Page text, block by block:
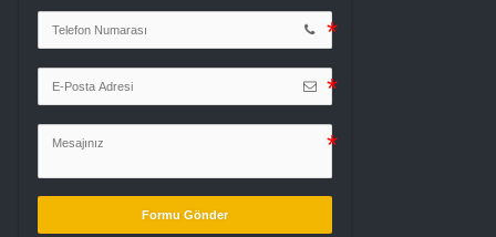
Formu Gönder